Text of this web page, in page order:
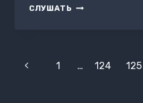
СЛУШАТЬ КРАСКИ
Навигация
Предыдущая
1 … 124 125